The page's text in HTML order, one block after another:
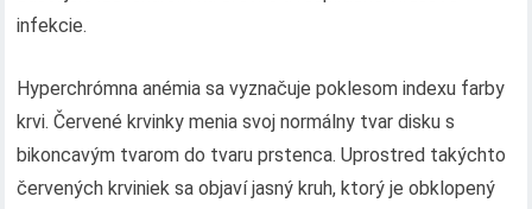
infekcie.
Hyperchrómna anémia sa vyznačuje poklesom indexu farby
krvi. Červené krvinky menia svoj normálny tvar disku s
bikoncavým tvarom do tvaru prstenca. Uprostred takýchto
červených krviniek sa objaví jasný kruh, ktorý je obklopený